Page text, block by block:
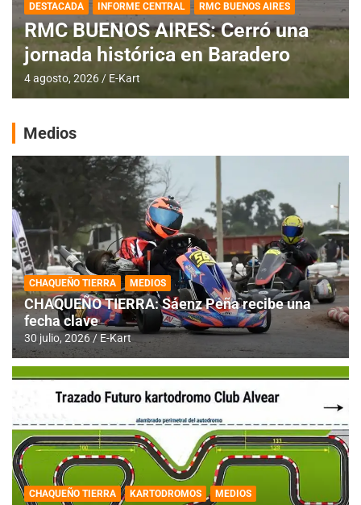
DESTACADA INFORME CENTRAL RMC BUENOS AIRES
RMC BUENOS AIRES: Cerró una
jornada histórica en Baradero
4 agosto, 2026 E-Kart
Medios
CHAQUEÑO TIERRA MEDIOS
CHAQUEÑO TIERRA: Sáenz Peña recibe una
fecha clave
30 julio, 2026 E-Kart
CHAQUEÑO TIERRA KARTODROMOS MEDIOS